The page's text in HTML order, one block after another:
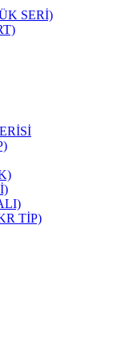
SERİ)
TİP)